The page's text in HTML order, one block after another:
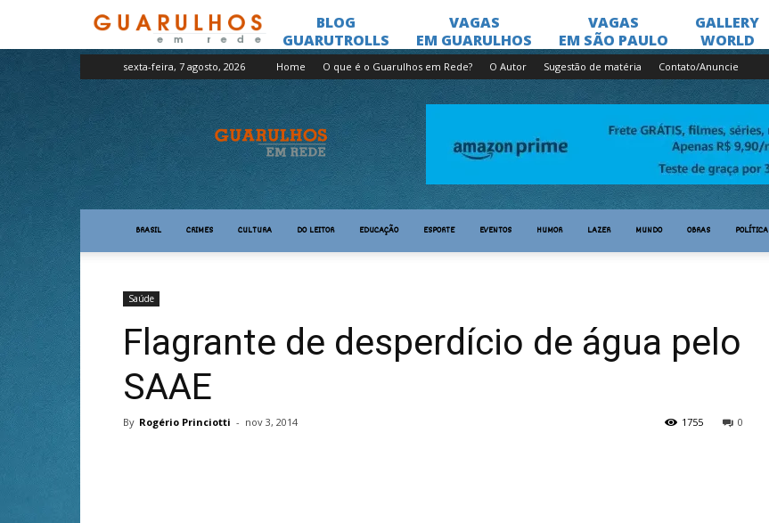
sexta-feira, 7 agosto, 2026 Home O que é o Guarulhos em Rede? O Autor Sugestão de matéria Contato/Anuncie
Guarulhos
em
Rede
BRASIL CRIMES CULTURA DO LEITOR EDUCAÇÃO ESPORTE EVENTOS HUMOR LAZER MUNDO OBRAS POLÍTICA
Saúde
Flagrante de desperdício de água pelo
SAAE
By Rogério Princiotti - nov 3, 2014 0
1755